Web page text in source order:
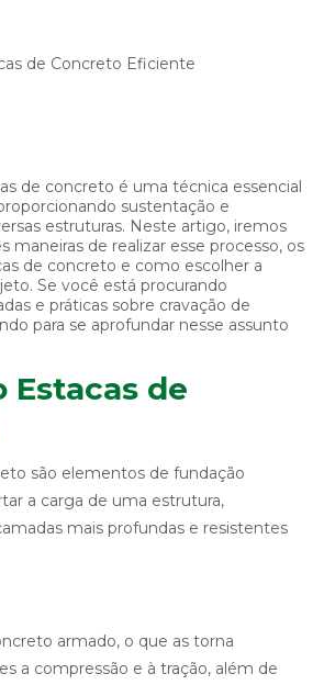
de concreto é uma técnica essencial
sustentação e
estruturas. Neste artigo, iremos
maneiras de realizar esse processo, os
de concreto e como escolher a
Se você está procurando
e práticas sobre cravação de
para se aprofundar nesse assunto
Estacas de
são elementos de fundação
a carga de uma estrutura,
mais profundas e resistentes
armado, o que as torna
a compressão e à tração, além de